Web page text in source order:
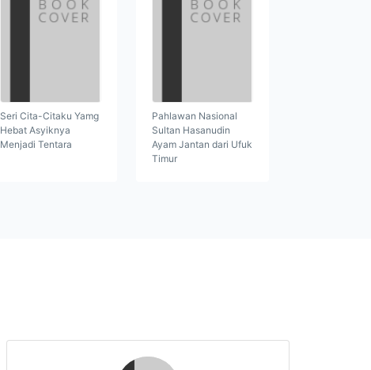
Seri Cita-Citaku Yamg
Hebat Asyiknya
Menjadi Tentara
Pahlawan Nasional
Sultan Hasanudin
Ayam Jantan dari Ufuk
Timur